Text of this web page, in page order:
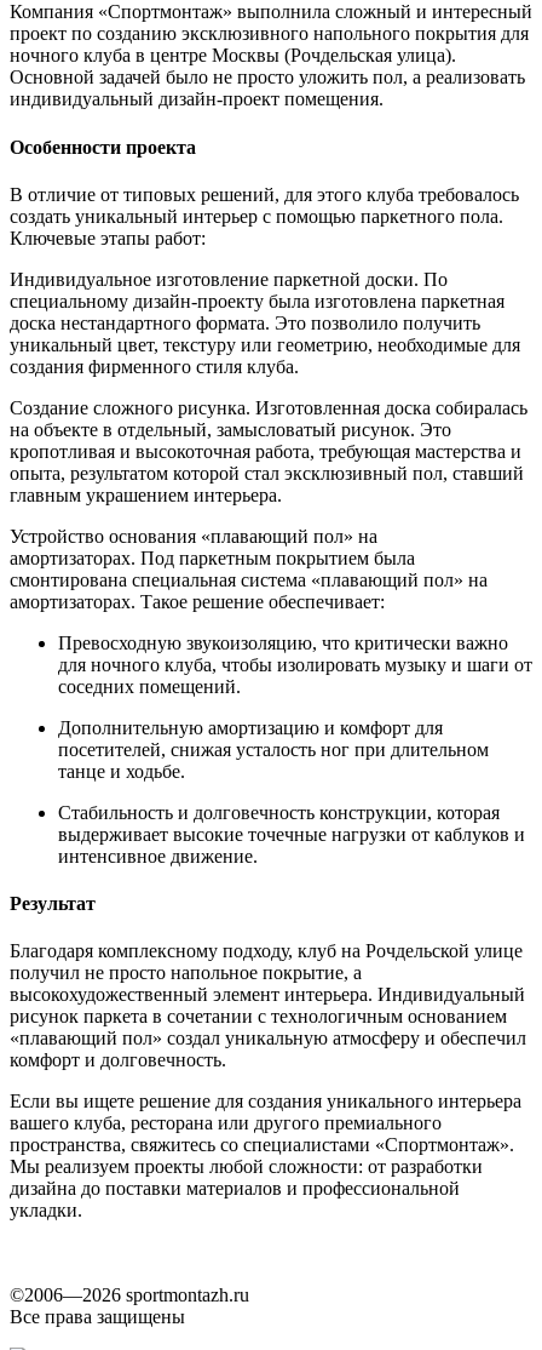
Компания «Спортмонтаж» выполнила сложный и интересный
проект по созданию эксклюзивного напольного покрытия для
ночного клуба в центре Москвы (Рочдельская улица).
Основной задачей было не просто уложить пол, а реализовать
индивидуальный дизайн-проект помещения.
Особенности проекта
В отличие от типовых решений, для этого клуба требовалось
создать уникальный интерьер с помощью паркетного пола.
Ключевые этапы работ:
Индивидуальное изготовление паркетной доски. По
специальному дизайн-проекту была изготовлена паркетная
доска нестандартного формата. Это позволило получить
уникальный цвет, текстуру или геометрию, необходимые для
создания фирменного стиля клуба.
Создание сложного рисунка. Изготовленная доска собиралась
на объекте в отдельный, замысловатый рисунок. Это
кропотливая и высокоточная работа, требующая мастерства и
опыта, результатом которой стал эксклюзивный пол, ставший
главным украшением интерьера.
Устройство основания «плавающий пол» на
амортизаторах. Под паркетным покрытием была
смонтирована специальная система «плавающий пол» на
амортизаторах. Такое решение обеспечивает:
Превосходную звукоизоляцию, что критически важно
для ночного клуба, чтобы изолировать музыку и шаги от
соседних помещений.
Дополнительную амортизацию и комфорт для
посетителей, снижая усталость ног при длительном
танце и ходьбе.
Стабильность и долговечность конструкции, которая
выдерживает высокие точечные нагрузки от каблуков и
интенсивное движение.
Результат
Благодаря комплексному подходу, клуб на Рочдельской улице
получил не просто напольное покрытие, а
высокохудожественный элемент интерьера. Индивидуальный
рисунок паркета в сочетании с технологичным основанием
«плавающий пол» создал уникальную атмосферу и обеспечил
комфорт и долговечность.
Если вы ищете решение для создания уникального интерьера
вашего клуба, ресторана или другого премиального
пространства, свяжитесь со специалистами «Спортмонтаж».
Мы реализуем проекты любой сложности: от разработки
дизайна до поставки материалов и профессиональной
укладки.
©2006—2026 sportmontazh.ru
Все права защищены